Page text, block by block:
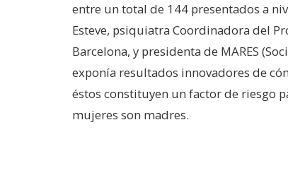
entre un total de 144 presentados a
Esteve, psiquiatra Coordinadora del
Barcelona, y presidenta de MARES
exponía resultados innovadores de
éstos constituyen un factor de riesgo
mujeres son madres.